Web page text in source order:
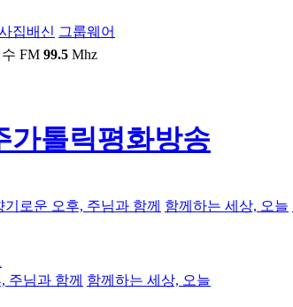
집배신 그룹웨어
FM 99.5 Mhz
기로운 오후, 주님과 함께 함께하는 세상, 오늘
주님과 함께 함께하는 세상, 오늘